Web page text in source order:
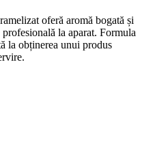
oferă aromă bogată și
la aparat. Formula
la obținerea unui produs